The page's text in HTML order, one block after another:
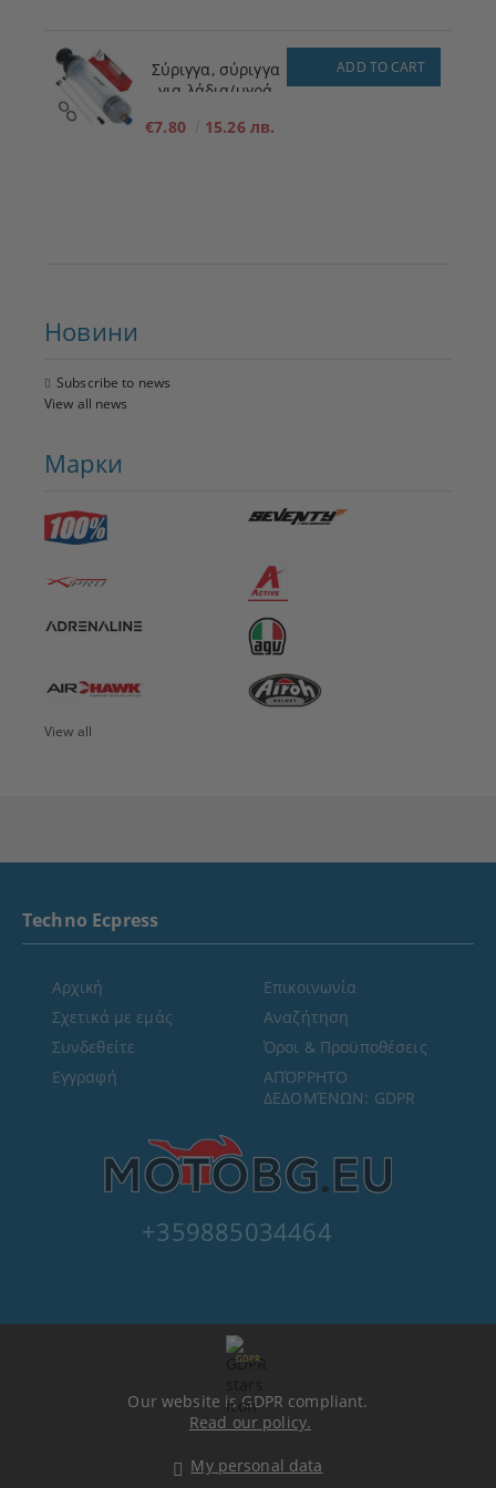
Σύριγγα, σύριγγα
για λάδια/υγρά
€7.80 15.26 лв.
ADD TO CART
Новини
Subscribe to news
View all news
Марки
View all
+359885034464
Techno Ecpress
Αρχική
Σχετικά με εμάς
Συνδεθείτε
Εγγραφή
Επικοινωνία
Αναζήτηση
Όροι & Προϋποθέσεις
ΑΠΌΡΡΗΤΟ
ΔΕΔΟΜΈΝΩΝ: GDPR
GDPR
Our website is GDPR compliant.
Read our policy.
My personal data